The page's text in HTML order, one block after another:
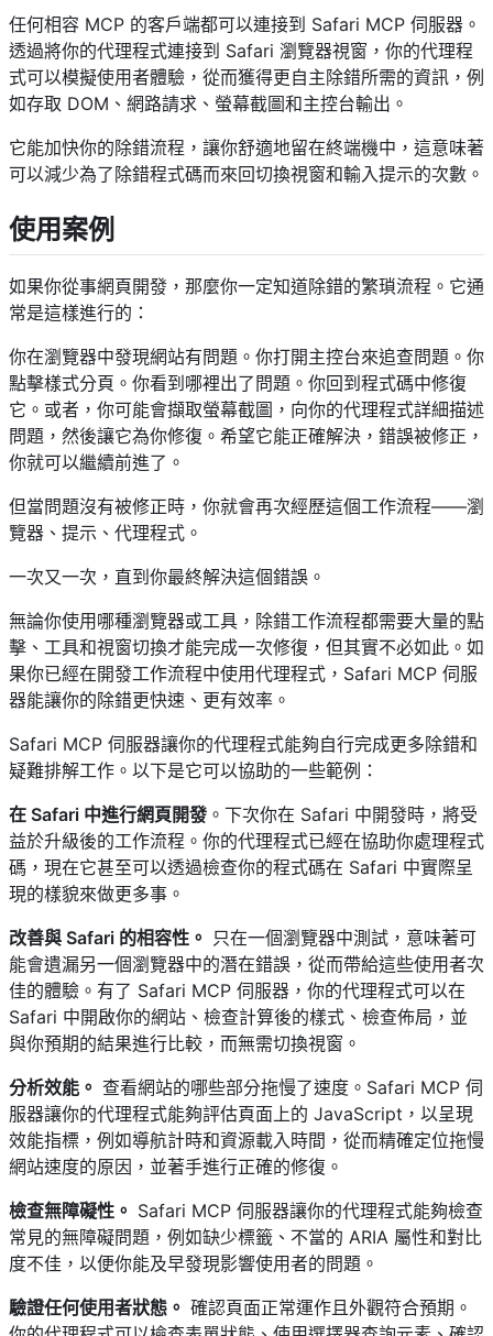
任何相容 MCP 的客戶端都可以連接到 Safari MCP 伺服器。
透過將你的代理程式連接到 Safari 瀏覽器視窗，你的代理程
式可以模擬使用者體驗，從而獲得更自主除錯所需的資訊，例
如存取 DOM、網路請求、螢幕截圖和主控台輸出。
它能加快你的除錯流程，讓你舒適地留在終端機中，這意味著
可以減少為了除錯程式碼而來回切換視窗和輸入提示的次數。
使用案例
如果你從事網頁開發，那麼你一定知道除錯的繁瑣流程。它通
常是這樣進行的：
你在瀏覽器中發現網站有問題。你打開主控台來追查問題。你
點擊樣式分頁。你看到哪裡出了問題。你回到程式碼中修復
它。或者，你可能會擷取螢幕截圖，向你的代理程式詳細描述
問題，然後讓它為你修復。希望它能正確解決，錯誤被修正，
你就可以繼續前進了。
但當問題沒有被修正時，你就會再次經歷這個工作流程——瀏
覽器、提示、代理程式。
一次又一次，直到你最終解決這個錯誤。
無論你使用哪種瀏覽器或工具，除錯工作流程都需要大量的點
擊、工具和視窗切換才能完成一次修復，但其實不必如此。如
果你已經在開發工作流程中使用代理程式，Safari MCP 伺服
器能讓你的除錯更快速、更有效率。
Safari MCP 伺服器讓你的代理程式能夠自行完成更多除錯和
疑難排解工作。以下是它可以協助的一些範例：
在 Safari 中進行網頁開發 。下次你在 Safari 中開發時，將受
益於升級後的工作流程。你的代理程式已經在協助你處理程式
碼，現在它甚至可以透過檢查你的程式碼在 Safari 中實際呈
現的樣貌來做更多事。
改善與 Safari 的相容性。 只在一個瀏覽器中測試，意味著可
能會遺漏另一個瀏覽器中的潛在錯誤，從而帶給這些使用者次
佳的體驗。有了 Safari MCP 伺服器，你的代理程式可以在
Safari 中開啟你的網站、檢查計算後的樣式、檢查佈局，並
與你預期的結果進行比較，而無需切換視窗。
分析效能。 查看網站的哪些部分拖慢了速度。Safari MCP 伺
服器讓你的代理程式能夠評估頁面上的 JavaScript，以呈現
效能指標，例如導航計時和資源載入時間，從而精確定位拖慢
網站速度的原因，並著手進行正確的修復。
檢查無障礙性。 Safari MCP 伺服器讓你的代理程式能夠檢查
常見的無障礙問題，例如缺少標籤、不當的 ARIA 屬性和對比
度不佳，以便你能及早發現影響使用者的問題。
驗證任何使用者狀態。 確認頁面正常運作且外觀符合預期。